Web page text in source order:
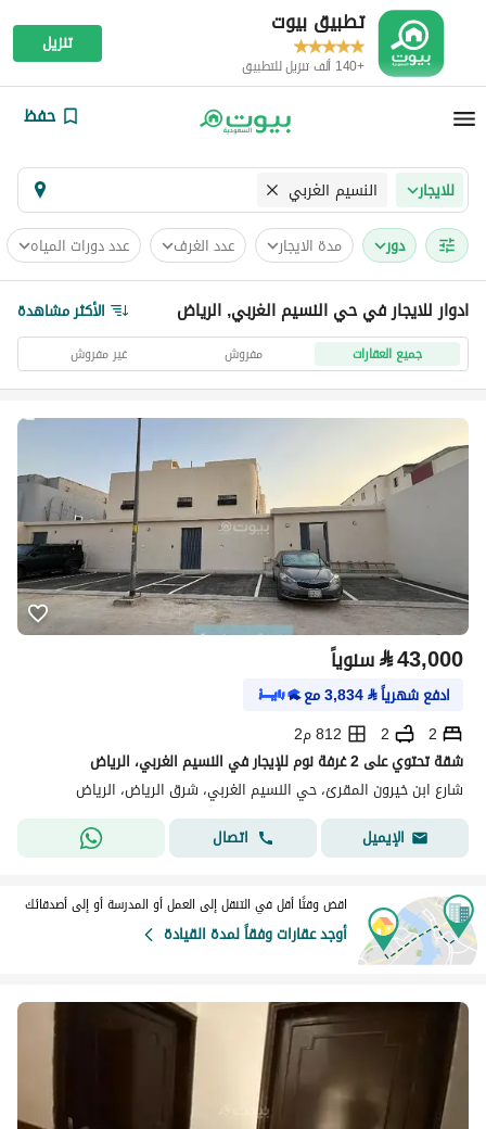
تطبيق بيوت
+140 ألف تنزيل للتطبيق
تنزيل
حفظ
للايجار النسيم الغربي
دور مدة الايجار عدد الغرف عدد دورات المياه
ادوار للايجار في حي النسيم الغربي, الرياض الأكثر مشاهدة
جميع العقارات مفروش غير مفروش
⃁43,000 سنوياً
ادفع شهرياً⃁
3,834مع
2
2
812 م2
شقة تحتوي على 2 غرفة نوم للإيجار في النسيم الغربي، الرياض
شارع ابن خيرون المقرئ، حي النسيم الغربي، شرق الرياض، الرياض
الإيميل
اتصال
اقض وقتًا أقل في التنقل إلى العمل أو المدرسة أو إلى أصدقائك
أوجد عقارات وفقاً لمدة القيادة